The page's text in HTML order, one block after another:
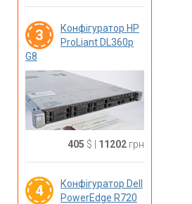
3
Конфігуратор HP
ProLiant DL360p
G8
405 $ | 11202грн
4
Конфігуратор Dell
PowerEdge R720